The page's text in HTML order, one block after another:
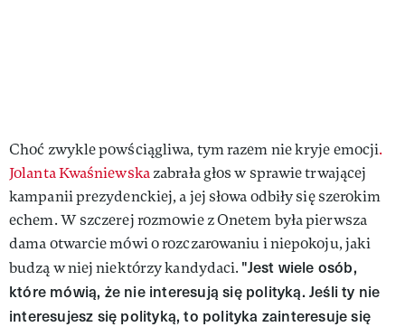
Choć zwykle powściągliwa, tym razem nie kryje emocji.
Jolanta Kwaśniewskazabrała głos w sprawie trwającej
kampanii prezydenckiej, a jej słowa odbiły się szerokim
echem. W szczerej rozmowie z Onetem była pierwsza
dama otwarcie mówi o rozczarowaniu i niepokoju, jaki
budzą w niej niektórzy kandydaci. "Jest wiele osób,
które mówią, że nie interesują się polityką. Jeśli ty nie
interesujesz się polityką, to polityka zainteresuje się